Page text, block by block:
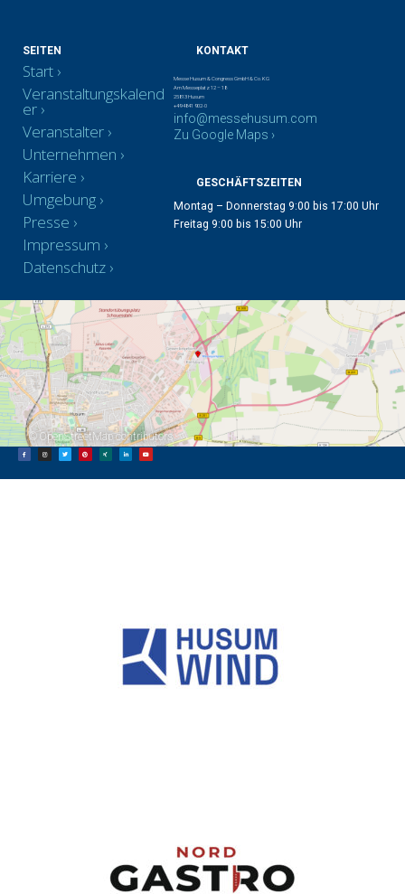
SEITEN
Start
Veranstaltungskalend
er
Veranstalter
Unternehmen
Karriere
Umgebung
Presse
Impressum
Datenschutz
KONTAKT
Messe Husum & Congress GmbH & Co. KG
Am Messeplatz 12 – 18
25813 Husum
+49 4841 902-0
info@messehusum.com
Zu Google Maps ›
GESCHÄFTSZEITEN
Montag – Donnerstag 9:00 bis 17:00 Uhr
Freitag 9:00 bis 15:00 Uhr
© OpenStreetMapcontributors